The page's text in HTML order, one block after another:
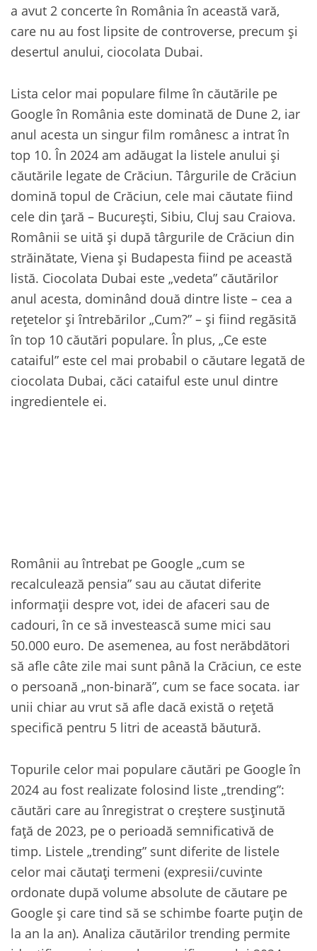
a avut 2 concerte în România în această vară,
care nu au fost lipsite de controverse, precum și
desertul anului, ciocolata Dubai.
Lista celor mai populare filme în căutările pe
Google în România este dominată de Dune 2, iar
anul acesta un singur film românesc a intrat în
top 10. În 2024 am adăugat la listele anului și
căutările legate de Crăciun. Târgurile de Crăciun
domină topul de Crăciun, cele mai căutate fiind
cele din țară – București, Sibiu, Cluj sau Craiova.
Românii se uită și după târgurile de Crăciun din
străinătate, Viena și Budapesta fiind pe această
listă. Ciocolata Dubai este „vedeta” căutărilor
anul acesta, dominând două dintre liste – cea a
rețetelor și întrebărilor „Cum?” – și fiind regăsită
în top 10 căutări populare. În plus, „Ce este
cataiful” este cel mai probabil o căutare legată de
ciocolata Dubai, căci cataiful este unul dintre
ingredientele ei.
Românii au întrebat pe Google „cum se
recalculează pensia” sau au căutat diferite
informații despre vot, idei de afaceri sau de
cadouri, în ce să investească sume mici sau
50.000 euro. De asemenea, au fost nerăbdători
să afle câte zile mai sunt până la Crăciun, ce este
o persoană „non-binară”, cum se face socata. iar
unii chiar au vrut să afle dacă există o rețetă
specifică pentru 5 litri de această băutură.
Topurile celor mai populare căutări pe Google în
2024 au fost realizate folosind liste „trending”:
căutări care au înregistrat o creștere susținută
față de 2023, pe o perioadă semnificativă de
timp. Listele „trending” sunt diferite de listele
celor mai căutați termeni (expresii/cuvinte
ordonate după volume absolute de căutare pe
Google și care tind să se schimbe foarte puțin de
la an la an). Analiza căutărilor trending permite